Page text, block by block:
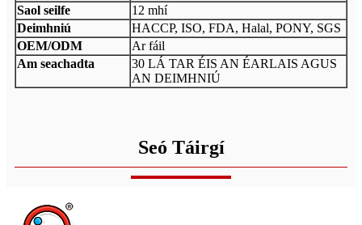
Saol seilfe
12 mhí
Deimhniú
HACCP, ISO, FDA, Halal, PONY, SGS
OEM/ODM
Ar fáil
Am seachadta
30 LÁ TAR ÉIS AN ÉARLAIS AGUS
AN DEIMHNIÚ
Seó Táirgí